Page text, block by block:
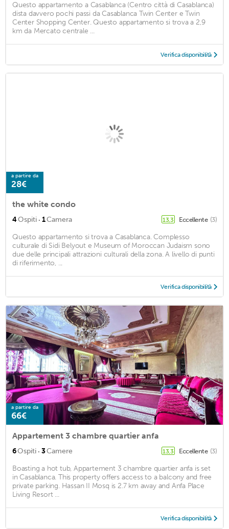
Questo appartamento a Casablanca (Centro città di Casablanca)
dista davvero pochi passi da Casablanca Twin Center e Twin
Center Shopping Center. Questo appartamento si trova a 2,9
km da Mercato centrale ...
Verifica disponibilità
a partire da
28€
the white condo
4Ospiti · 1Camera 13,3 Eccellente (3)
Questo appartamento si trova a Casablanca. Complesso
culturale di Sidi Belyout e Museum of Moroccan Judaism sono
due delle principali attrazioni culturali della zona. A livello di punti
di riferimento, ...
Verifica disponibilità
a partire da
66€
Appartement 3 chambre quartier anfa
6Ospiti · 3Camere 13,3 Eccellente (3)
Boasting a hot tub, Appartement 3 chambre quartier anfa is set
in Casablanca. This property offers access to a balcony and free
private parking. Hassan II Mosq is 2.7 km away and Anfa Place
Living Resort ...
Verifica disponibilità